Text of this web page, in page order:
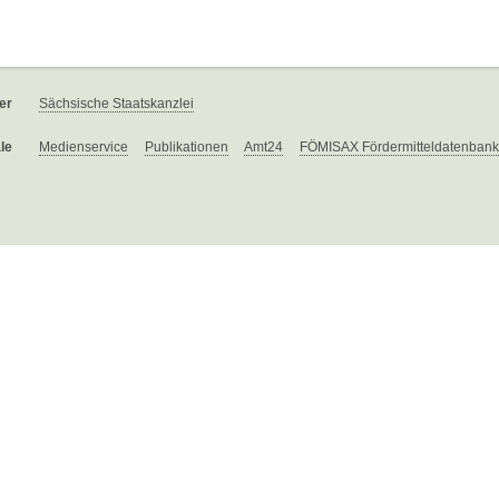
Sächsische Staatskanzlei
Medienservice Publikationen Amt24 FÖMISAX Fördermitteldatenbank